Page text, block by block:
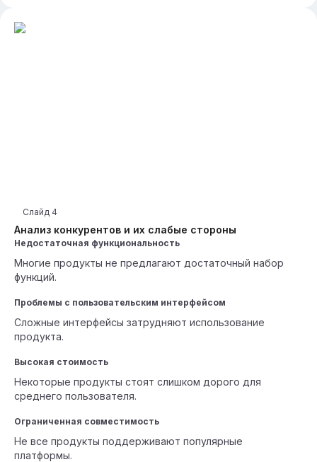
Анализ конкурентов и их слабые стороны
Слайд 4
Недостаточная функциональность
Многие продукты не предлагают достаточный набор
функций.
Проблемы с пользовательским интерфейсом
Сложные интерфейсы затрудняют использование
продукта.
Высокая стоимость
Некоторые продукты стоят слишком дорого для
среднего пользователя.
Ограниченная совместимость
Не все продукты поддерживают популярные
платформы.